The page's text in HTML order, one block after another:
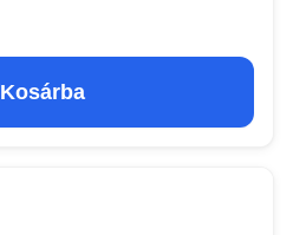
Kosárba